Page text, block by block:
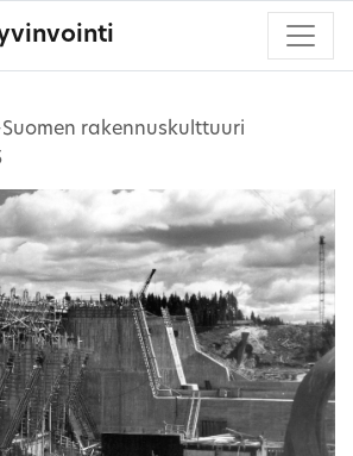
rakennuskulttuuri